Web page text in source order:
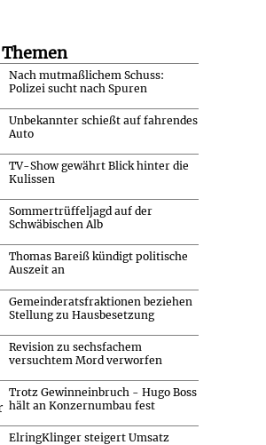
Nach mutmaßlichem Schuss:
Polizei sucht nach Spuren
Unbekannter schießt auf fahrendes
Auto
TV-Show gewährt Blick hinter die
Kulissen
Sommertrüffeljagd auf der
Schwäbischen Alb
Thomas Bareiß kündigt politische
Auszeit an
Gemeinderatsfraktionen beziehen
Stellung zu Hausbesetzung
Revision zu sechsfachem
versuchtem Mord verworfen
Trotz Gewinneinbruch - Hugo Boss
hält an Konzernumbau fest
ElringKlinger steigert Umsatz